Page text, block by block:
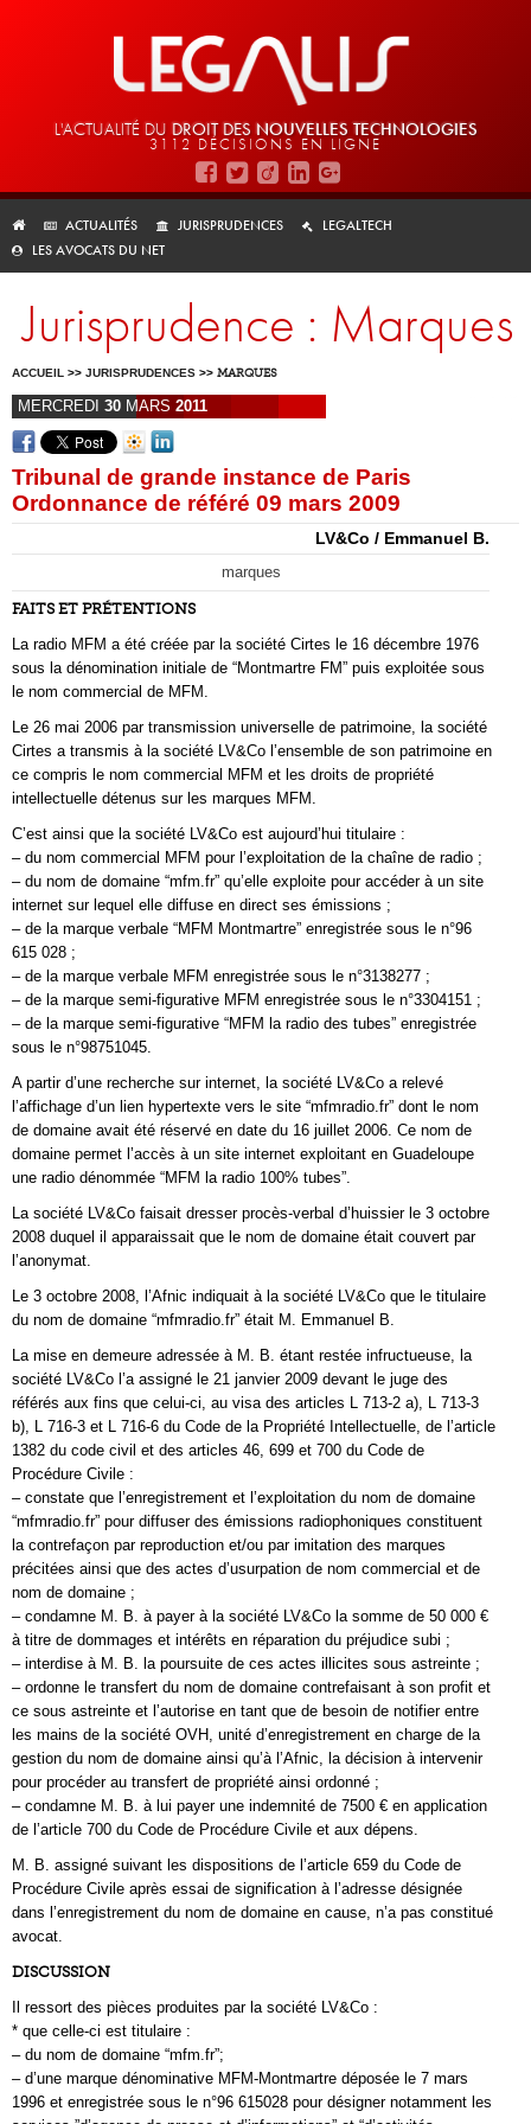
L'ACTUALITÉ DU DROIT DES NOUVELLES TECHNOLOGIES
3112 DÉCISIONS EN LIGNE
ACTUALITÉS JURISPRUDENCES
LEGALTECH
LES AVOCATS DU NET
Jurisprudence : Marques
ACCUEIL >> JURISPRUDENCES >> MARQUES
MERCREDI 30 MARS 2011
Tribunal de grande instance de Paris
Ordonnance de référé 09 mars 2009
LV&Co / Emmanuel B.
marques
FAITS ET PRÉTENTIONS
La radio MFM a été créée par la société Cirtes le 16 décembre 1976
sous la dénomination initiale de “Montmartre FM” puis exploitée sous
le nom commercial de MFM.
Le 26 mai 2006 par transmission universelle de patrimoine, la société
Cirtes a transmis à la société LV&Co l’ensemble de son patrimoine en
ce compris le nom commercial MFM et les droits de propriété
intellectuelle détenus sur les marques MFM.
C’est ainsi que la société LV&Co est aujourd’hui titulaire :
– du nom commercial MFM pour l’exploitation de la chaîne de radio ;
– du nom de domaine “mfm.fr” qu’elle exploite pour accéder à un site
internet sur lequel elle diffuse en direct ses émissions ;
– de la marque verbale “MFM Montmartre” enregistrée sous le n°96
615 028 ;
– de la marque verbale MFM enregistrée sous le n°3138277 ;
– de la marque semi-figurative MFM enregistrée sous le n°3304151 ;
– de la marque semi-figurative “MFM la radio des tubes” enregistrée
sous le n°98751045.
A partir d’une recherche sur internet, la société LV&Co a relevé
l’affichage d’un lien hypertexte vers le site “mfmradio.fr” dont le nom
de domaine avait été réservé en date du 16 juillet 2006. Ce nom de
domaine permet l’accès à un site internet exploitant en Guadeloupe
une radio dénommée “MFM la radio 100% tubes”.
La société LV&Co faisait dresser procès-verbal d’huissier le 3 octobre
2008 duquel il apparaissait que le nom de domaine était couvert par
l’anonymat.
Le 3 octobre 2008, l’Afnic indiquait à la société LV&Co que le titulaire
du nom de domaine “mfmradio.fr” était M. Emmanuel B.
La mise en demeure adressée à M. B. étant restée infructueuse, la
société LV&Co l’a assigné le 21 janvier 2009 devant le juge des
référés aux fins que celui-ci, au visa des articles L 713-2 a), L 713-3
b), L 716-3 et L 716-6 du Code de la Propriété Intellectuelle, de l’article
1382 du code civil et des articles 46, 699 et 700 du Code de
Procédure Civile :
– constate que l’enregistrement et l’exploitation du nom de domaine
“mfmradio.fr” pour diffuser des émissions radiophoniques constituent
la contrefaçon par reproduction et/ou par imitation des marques
précitées ainsi que des actes d’usurpation de nom commercial et de
nom de domaine ;
– condamne M. B. à payer à la société LV&Co la somme de 50 000 €
à titre de dommages et intérêts en réparation du préjudice subi ;
– interdise à M. B. la poursuite de ces actes illicites sous astreinte ;
– ordonne le transfert du nom de domaine contrefaisant à son profit et
ce sous astreinte et l’autorise en tant que de besoin de notifier entre
les mains de la société OVH, unité d’enregistrement en charge de la
gestion du nom de domaine ainsi qu’à l’Afnic, la décision à intervenir
pour procéder au transfert de propriété ainsi ordonné ;
– condamne M. B. à lui payer une indemnité de 7500 € en application
de l’article 700 du Code de Procédure Civile et aux dépens.
M. B. assigné suivant les dispositions de l’article 659 du Code de
Procédure Civile après essai de signification à l’adresse désignée
dans l’enregistrement du nom de domaine en cause, n’a pas constitué
avocat.
DISCUSSION
Il ressort des pièces produites par la société LV&Co :
* que celle-ci est titulaire :
– du nom de domaine “mfm.fr”;
– d’une marque dénominative MFM-Montmartre déposée le 7 mars
1996 et enregistrée sous le n°96 615028 pour désigner notamment les